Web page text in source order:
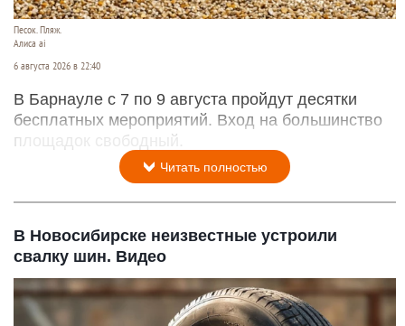
Песок. Пляж.
Алиса ai
6 августа 2026 в 22:40
В Барнауле с 7 по 9 августа пройдут десятки
бесплатных мероприятий. Вход на большинство
площадок свободный.
Читать полностью
В Новосибирске неизвестные устроили
свалку шин. Видео